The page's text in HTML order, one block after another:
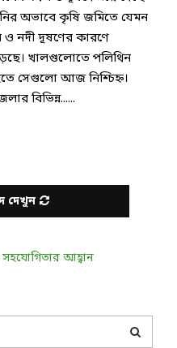
অভাবে কৃষি জমিতে যেমন
ও নদী দূষণের কারণে
খালগুলোতে পলিথিন
সেগুলো আজ নিশ্চিহ্ন।
বিভিন্ন......
দেখুন